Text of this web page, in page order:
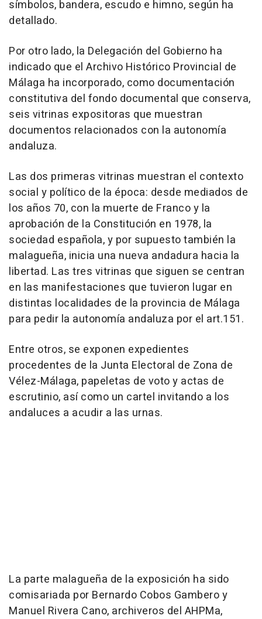
símbolos, bandera, escudo e himno, según ha
detallado.
Por otro lado, la Delegación del Gobierno ha
indicado que el Archivo Histórico Provincial de
Málaga ha incorporado, como documentación
constitutiva del fondo documental que conserva,
seis vitrinas expositoras que muestran
documentos relacionados con la autonomía
andaluza.
Las dos primeras vitrinas muestran el contexto
social y político de la época: desde mediados de
los años 70, con la muerte de Franco y la
aprobación de la Constitución en 1978, la
sociedad española, y por supuesto también la
malagueña, inicia una nueva andadura hacia la
libertad. Las tres vitrinas que siguen se centran
en las manifestaciones que tuvieron lugar en
distintas localidades de la provincia de Málaga
para pedir la autonomía andaluza por el art.151.
Entre otros, se exponen expedientes
procedentes de la Junta Electoral de Zona de
Vélez-Málaga, papeletas de voto y actas de
escrutinio, así como un cartel invitando a los
andaluces a acudir a las urnas.
La parte malagueña de la exposición ha sido
comisariada por Bernardo Cobos Gambero y
Manuel Rivera Cano, archiveros del AHPMa,